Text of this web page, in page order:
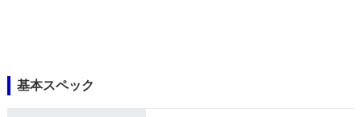
基本スペック